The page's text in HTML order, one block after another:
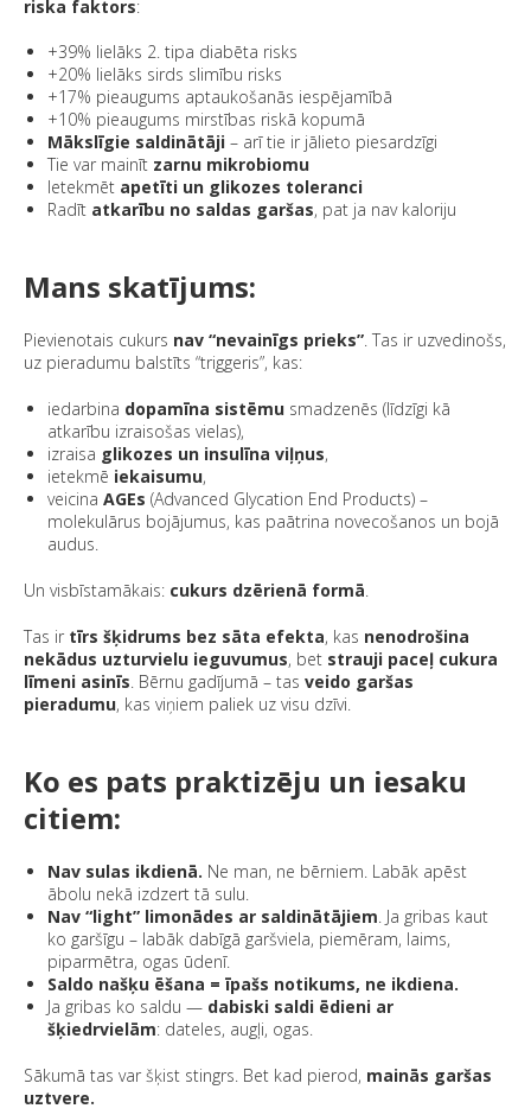
riska faktors:
+39% lielāks 2. tipa diabēta risks
+20% lielāks sirds slimību risks
+17% pieaugums aptaukošanās iespējamībā
+10% pieaugums mirstības riskā kopumā
Mākslīgie saldinātāji – arī tie ir jālieto piesardzīgi
Tie var mainīt zarnu mikrobiomu
Ietekmēt apetīti un glikozes toleranci
Radīt atkarību no saldas garšas, pat ja nav kaloriju
Mans skatījums:
Pievienotais cukurs nav “nevainīgs prieks”. Tas ir uzvedinošs,
uz pieradumu balstīts “triggeris”, kas:
iedarbina dopamīna sistēmu smadzenēs (līdzīgi kā
atkarību izraisošas vielas),
izraisa glikozes un insulīna viļņus,
ietekmē iekaisumu,
veicina AGEs (Advanced Glycation End Products) –
molekulārus bojājumus, kas paātrina novecošanos un bojā
audus.
Un visbīstamākais: cukurs dzērienā formā.
Tas ir tīrs šķidrums bez sāta efekta, kas nenodrošina
nekādus uzturvielu ieguvumus, bet strauji paceļ cukura
līmeni asinīs. Bērnu gadījumā – tas veido garšas
pieradumu, kas viņiem paliek uz visu dzīvi.
Ko es pats praktizēju un iesaku
citiem:
Nav sulas ikdienā. Ne man, ne bērniem. Labāk apēst
ābolu nekā izdzert tā sulu.
Nav “light” limonādes ar saldinātājiem. Ja gribas kaut
ko garšīgu – labāk dabīgā garšviela, piemēram, laims,
piparmētra, ogas ūdenī.
Saldo našķu ēšana = īpašs notikums, ne ikdiena.
Ja gribas ko saldu — dabiski saldi ēdieni ar
šķiedrvielām: dateles, augļi, ogas.
Sākumā tas var šķist stingrs. Bet kad pierod, mainās garšas
uztvere.